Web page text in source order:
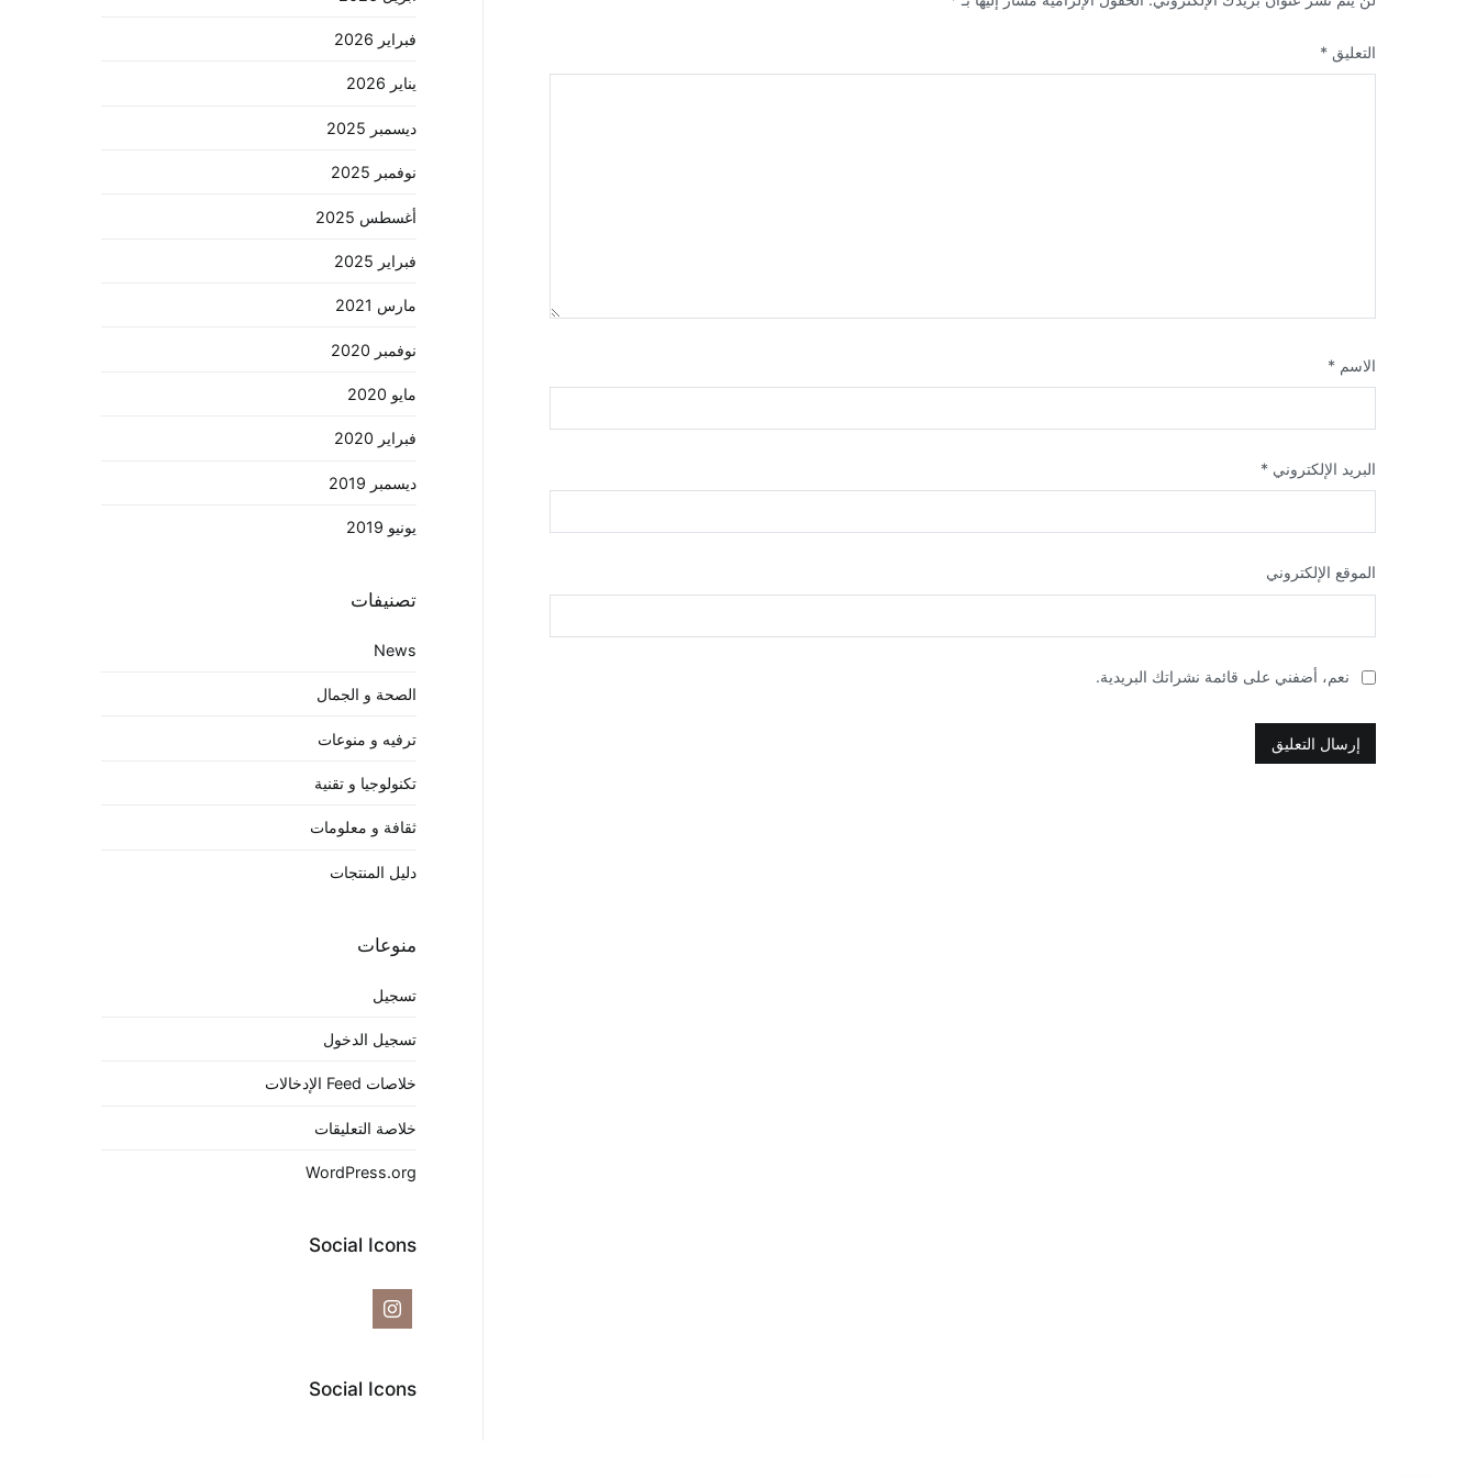
التعليق *
الاسم *
البريد الإلكتروني *
الموقع الإلكتروني
نعم، أضفني على قائمة نشراتك البريدية.
فبراير 2026
يناير 2026
ديسمبر 2025
نوفمبر 2025
أغسطس 2025
فبراير 2025
مارس 2021
نوفمبر 2020
مايو 2020
فبراير 2020
ديسمبر 2019
يونيو 2019
تصنيفات
News
الصحة و الجمال
ترفيه و منوعات
تكنولوجيا و تقنية
ثقافة و معلومات
دليل المنتجات
منوعات
تسجيل
تسجيل الدخول
خلاصات Feed الإدخالات
خلاصة التعليقات
WordPress.org
Social Icons
Social Icons